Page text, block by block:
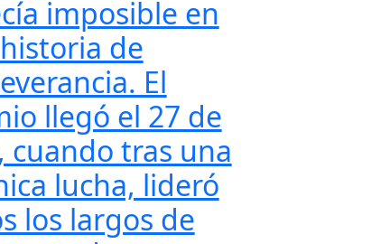
imposible en
de
El
llegó el 27 de
cuando tras una
lucha, lideró
los largos de